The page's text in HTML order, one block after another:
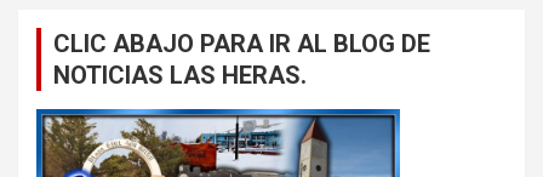
CLIC ABAJO PARA IR AL BLOG DE
NOTICIAS LAS HERAS.